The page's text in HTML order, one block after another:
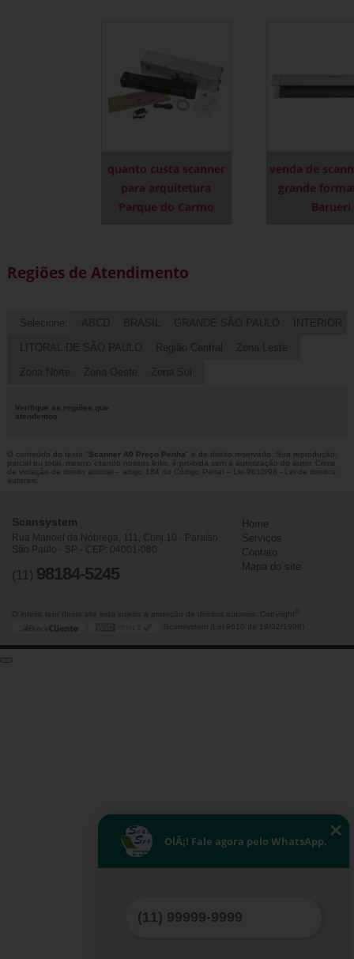
quanto custa scanner
para arquitetura
Parque do Carmo
venda de
grande
Barueri
Regiões de Atendimento
Selecione: ABCD BRASIL GRANDE SÃO PAULO INTERIOR
LITORAL DE SÃO PAULO Região Central Zona Leste
Zona Norte Zona Oeste Zona Sul
Verifique as regiões que
atendemos
O conteúdo do texto " Scanner A0 Preço Penha " é de direito reservado. Sua reprodução,
parcial ou total, mesmo citando nossos links, é proibida sem a autorização do autor. Crime
de violação de direito autoral – artigo 184 do Código Penal –
Lei 9610/98 - Lei de direitos
autorais
Scansystem
Rua Manoel da Nóbrega, 111, Conj 10 - Paraíso
São Paulo - SP - CEP: 04001-080
(11) 98184-5245
Home
Serviços
Contato
Mapa do site
O inteiro teor deste site está sujeito à proteção de direitos autorais. Copyright
Scansystem (Lei 9610 de 19/02/1998)
OlÃ¡! Fale agora pelo WhatsApp.